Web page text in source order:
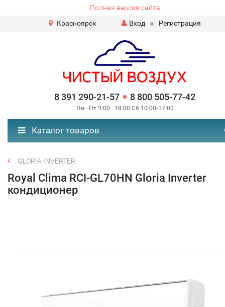
Полная версия сайта
Красноярск
Вход Регистрация
8 391 290-21-57 8 800 505-77-42
Пн—Пт 9:00—18:00 Сб 10:00-17:00
Каталог товаров
GLORIA INVERTER
Royal Clima RCI-GL70HN Gloria Inverter
кондиционер